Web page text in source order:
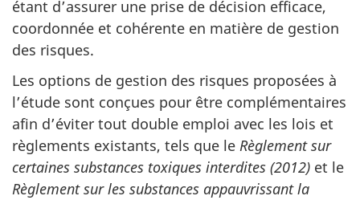
étant d’assurer une prise de décision efficace,
coordonnée et cohérente en matière de gestion
des risques.
Les options de gestion des risques proposées à
l’étude sont conçues pour être complémentaires
afin d’éviter tout double emploi avec les lois et
règlements existants, tels que le Règlement sur
certaines substances toxiques interdites (2012) et le
Règlement sur les substances appauvrissant la